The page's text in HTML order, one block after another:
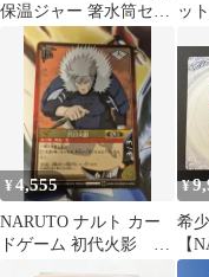
保温ジャー 箸水筒セッ
トセブンイレブン限定
非売品
ッ
¥4,555
NARUTO ナルト カー
ドゲーム 初代火影 二
¥
希
【